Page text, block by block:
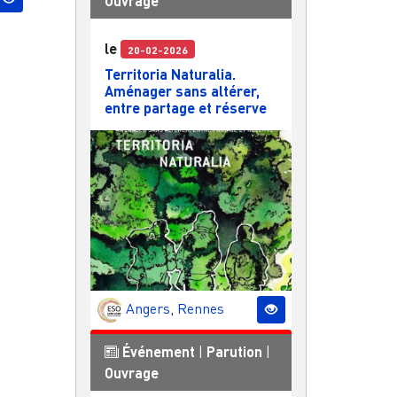
le 20-02-2026
Territoria Naturalia.
Aménager sans altérer,
entre partage et réserve
Angers, Rennes
Événement Parution
Ouvrage